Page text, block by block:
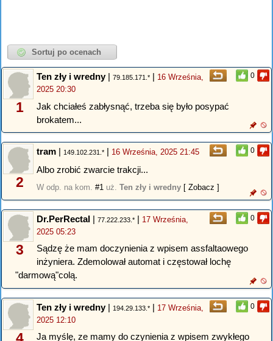
0
1
Ten zły i wredny| 79.185.171.* | 16 Września,
2025 20:30
Jak chciałeś zabłysnąć, trzeba się było posypać
brokatem...
0
2
tram | 149.102.231.* | 16 Września, 2025 21:45
Albo zrobić zwarcie trakcji...
W odp. na kom. #1 uż. Ten zły i wredny [ Zobacz ]
0
3
Dr.PerRectal | 77.222.233.* | 17 Września,
2025 05:23
Sądzę że mam doczynienia z wpisem assfaltaowego
inżyniera. Zdemolował automat i częstował lochę
"darmową"colą.
0
Ten zły i wredny| 194.29.133.* | 17 Września,
2025 12:10
Ja myślę, ze mamy do czynienia z wpisem zwykłego